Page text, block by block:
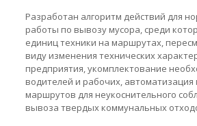
Разработан алгоритм действий для
работы по вывозу мусора, среди
единиц техники на маршрутах,
виду изменения технических
предприятия, укомплектование
водителей и рабочих,
маршрутов для неукоснительного
вывоза твердых коммунальных